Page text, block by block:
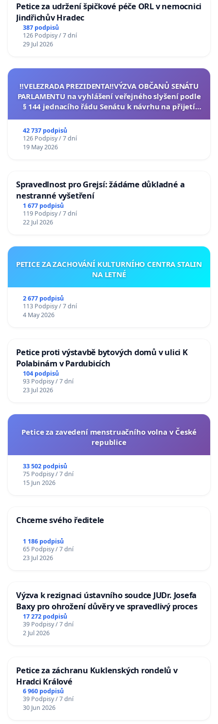
Petice za udržení špičkové péče ORL v nemocnici
Jindřichův Hradec
387 podpisů
126 Podpisy / 7 dní
29 Jul 2026
‼️VELEZRADA PREZIDENTA‼️VÝZVA OBČANŮ SENÁTU
PARLAMENTU na vyhlášení veřejného slyšení podle
§ 144 jednacího řádu Senátu k návrhu na přijetí
42 737 podpisů
126 Podpisy / 7 dní
19 May 2026
Spravedlnost pro Grejsí: žádáme důkladné a
nestranné vyšetření
1 677 podpisů
119 Podpisy / 7 dní
22 Jul 2026
PETICE ZA ZACHOVÁNÍ KULTURNÍHO CENTRA STALIN
NA LETNÉ
2 677 podpisů
113 Podpisy / 7 dní
4 May 2026
Petice proti výstavbě bytových domů v ulici K
Polabinám v Pardubicích
104 podpisů
93 Podpisy / 7 dní
23 Jul 2026
Petice za zavedení menstruačního volna v České
republice
33 502 podpisů
75 Podpisy / 7 dní
15 Jun 2026
Chceme svého ředitele
1 186 podpisů
65 Podpisy / 7 dní
23 Jul 2026
Výzva k rezignaci ústavního soudce JUDr. Josefa
Baxy pro ohrožení důvěry ve spravedlivý proces
17 272 podpisů
39 Podpisy / 7 dní
2 Jul 2026
Petice za záchranu Kuklenských rondelů v
Hradci Králové
6 960 podpisů
39 Podpisy / 7 dní
30 Jun 2026